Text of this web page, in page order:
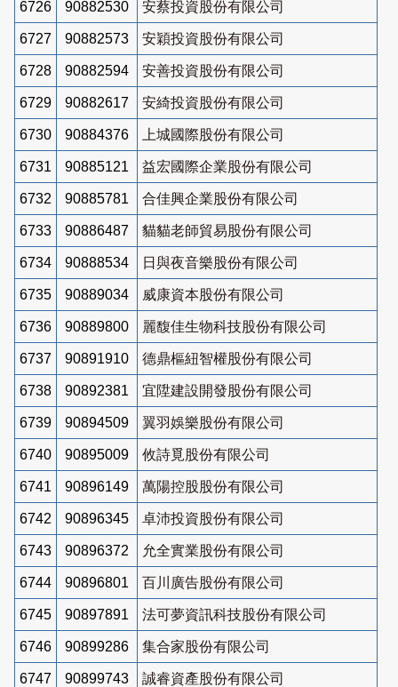
6726 90882530 安蔡投資股份有限公司
6727 90882573 安穎投資股份有限公司
6728 90882594 安善投資股份有限公司
6729 90882617 安綺投資股份有限公司
6730 90884376 上城國際股份有限公司
6731 90885121 益宏國際企業股份有限公司
6732 90885781 合佳興企業股份有限公司
6733 90886487 貓貓老師貿易股份有限公司
6734 90888534 日與夜音樂股份有限公司
6735 90889034 威康資本股份有限公司
6736 90889800 麗馥佳生物科技股份有限公司
6737 90891910 德鼎樞紐智權股份有限公司
6738 90892381 宜陞建設開發股份有限公司
6739 90894509 翼羽娛樂股份有限公司
6740 90895009 攸詩覓股份有限公司
6741 90896149 萬陽控股股份有限公司
6742 90896345 卓沛投資股份有限公司
6743 90896372 允全實業股份有限公司
6744 90896801 百川廣告股份有限公司
6745 90897891 法可夢資訊科技股份有限公司
6746 90899286 集合家股份有限公司
6747 90899743 誠睿資產股份有限公司